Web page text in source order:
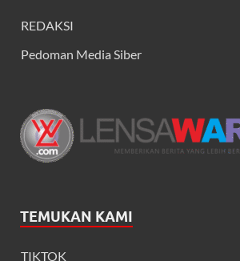
REDAKSI
Pedoman Media Siber
TEMUKAN KAMI
TIKTOK